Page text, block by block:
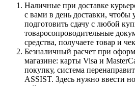
Наличные при доставке
с вами в день доставки, чтобы
подготовить сдачу с любой
товаросопроводительные
средства, получаете товар и
Безналичный расчет при
магазине: карты Visa и
покупку, система
ASSIST. Здесь нужно ввести